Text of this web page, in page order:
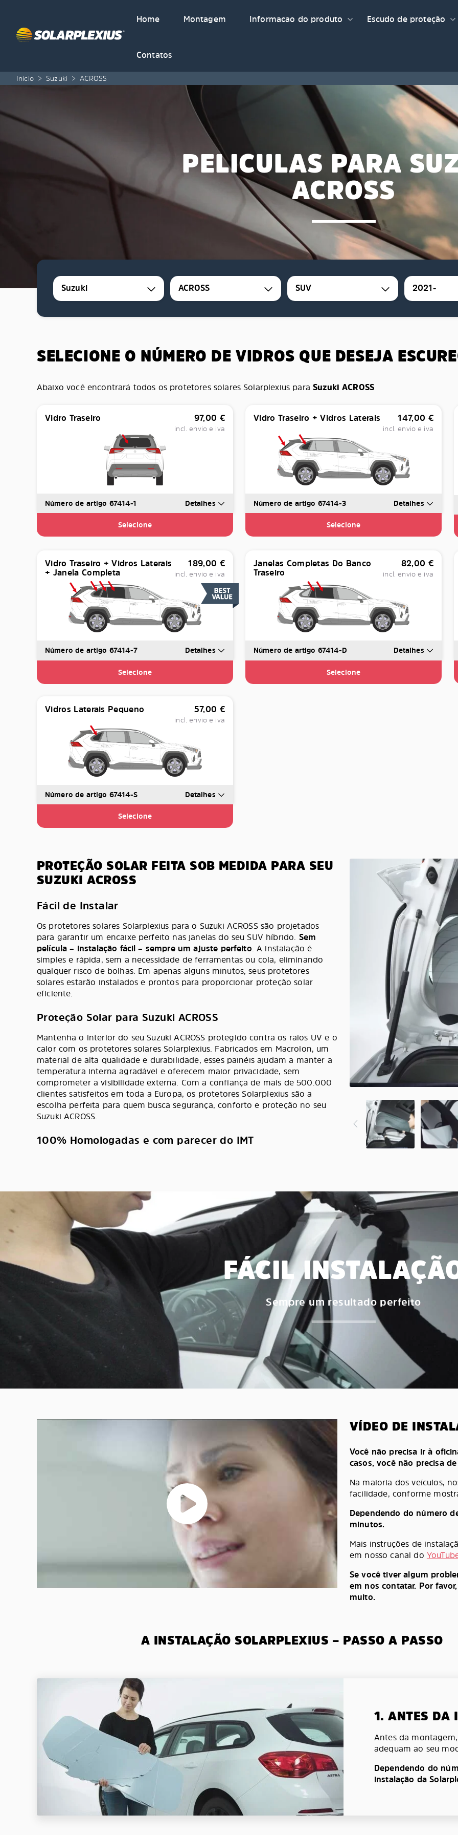
Home
Montagem Informacao do produto Escudo de proteção
Contatos
Início > Suzuki > ACROSS
PELICULAS PARA
ACROSS
Suzuki ACROSS SUV 2021-
SELECIONE O NÚMERO DE VIDROS QUE DESEJA
Abaixo você encontrará todos os protetores solares Solarplexius paraSuzuki ACROSS
Vidro Traseiro 97,00 €
incl. envio e iva
Número de artigo 67414-1 Detalhes
Selecione
Vidro Traseiro + Vidros Laterais 147,00 €
incl. envio e iva
Número de artigo 67414-3 Detalhes
Selecione
Vidro Traseiro + Vidros Laterais
+ Janela Completa
189,00 €
incl. envio e iva
Número de artigo 67414-7 Detalhes
Selecione
Janelas Completas Do Banco
Traseiro
82,00 €
incl. envio e iva
Número de artigo 67414-D Detalhes
Selecione
Vidros Laterais Pequeno 57,00 €
incl. envio e iva
Número de artigo 67414-S Detalhes
Selecione
PROTEÇÃO SOLAR FEITA SOB MEDIDA PARA SEU
SUZUKI ACROSS
Fácil de Instalar
Os protetores solares Solarplexius para o Suzuki ACROSS são projetados
para garantir um encaixe perfeito nas janelas do seu SUV híbrido. Sem
película – instalação fácil – sempre um ajuste perfeito. A instalação é
simples e rápida, sem a necessidade de ferramentas ou cola, eliminando
qualquer risco de bolhas. Em apenas alguns minutos, seus protetores
solares estarão instalados e prontos para proporcionar proteção solar
eficiente.
Proteção Solar para Suzuki ACROSS
Mantenha o interior do seu Suzuki ACROSS protegido contra os raios UV e o
calor com os protetores solares Solarplexius. Fabricados em Macrolon, um
material de alta qualidade e durabilidade, esses painéis ajudam a manter a
temperatura interna agradável e oferecem maior privacidade, sem
comprometer a visibilidade externa. Com a confiança de mais de 500.000
clientes satisfeitos em toda a Europa, os protetores Solarplexius são a
escolha perfeita para quem busca segurança, conforto e proteção no seu
Suzuki ACROSS.
100% Homologadas e com parecer do IMT
FÁCIL
Sempre um resultado perfeito
VÍDEO DE
Você não precisa ir à
casos, você não precisa
Na maioria dos veículos,
facilidade, conforme
Dependendo do número
minutos.
Mais instruções de
em nosso canal do
Se você tiver algum
em nos contatar. Por
muito.
A INSTALAÇÃO SOLARPLEXIUS – PASSO A PASSO
1. ANTES DA
Antes da
adequam ao seu
Dependendo do
instalação da